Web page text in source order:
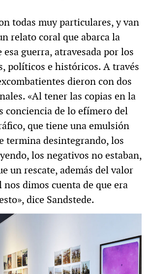
todas muy particulares, y van
relato coral que abarca la
guerra, atravesada por los
políticos e históricos. A través
dieron con dos
«Al tener las copias en la
conciencia de lo efímero del
que tiene una emulsión
termina desintegrando, los
los negativos no estaban,
un rescate, además del valor
nos dimos cuenta de que era
dice Sandstede.